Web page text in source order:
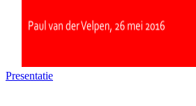
Presentatie